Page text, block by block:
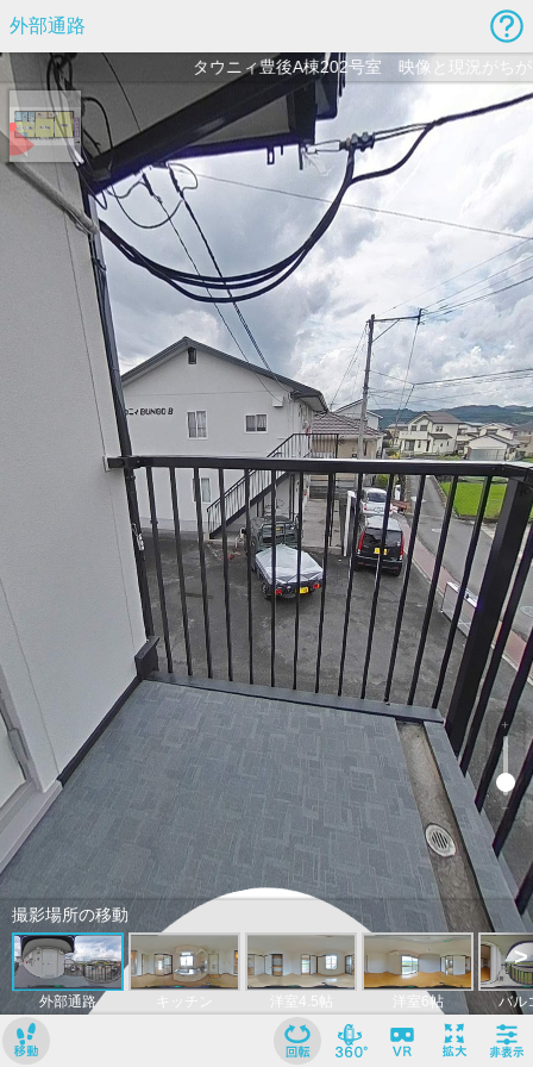
タウニィ豊後A棟202号室 映像と現況がちが
撮影場所の移動
外部通路 キッチン 洋室4.5帖 洋室6帖 バル
>
外部通路
﹢
﹣